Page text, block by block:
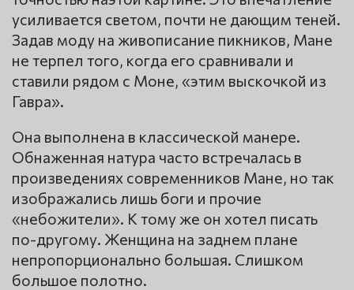
усиливается светом, почти не дающим теней.
Задав моду на живописание пикников, Мане
не терпел того, когда его сравнивали и
ставили рядом с Моне, «этим выскочкой из
Гавра».
Она выполнена в классической манере.
Обнаженная натура часто встречалась в
произведениях современников Мане, но так
изображались лишь боги и прочие
«небожители». К тому же он хотел писать
по-другому. Женщина на заднем плане
непропорционально большая. Слишком
большое полотно.